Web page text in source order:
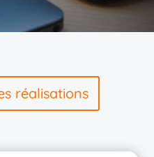
réalisations